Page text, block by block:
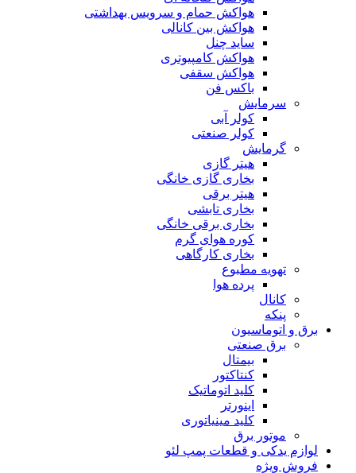
هواکش حمام و سرویس بهداشتی
هواکش بین کانالی
ساید چنل
هواکش کامپیوتری
هواکش سقفی
باکس فن
سرمایش
کولر آبی
کولر صنعتی
گرمایش
هیتر گازی
بخاری گازی خانگی
هیتر برقی
بخاری تابشی
بخاری برقی خانگی
کوره هوای گرم
بخاری کارگاهی
تهویه مطبوع
پرده هوا
کانال
پنکه
برق و اتوماسیون
برق صنعتی
بیمتال
کنتاکتور
کلید اتوماتیک
اینورتر
کلید مینیاتوری
موتور برق
لوازم یدکی و قطعات پمپ لئو
فروش ویژه